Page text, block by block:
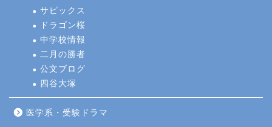
サピックス
ドラゴン桜
中学校情報
二月の勝者
公文ブログ
四谷大塚
医学系・受験ドラマ